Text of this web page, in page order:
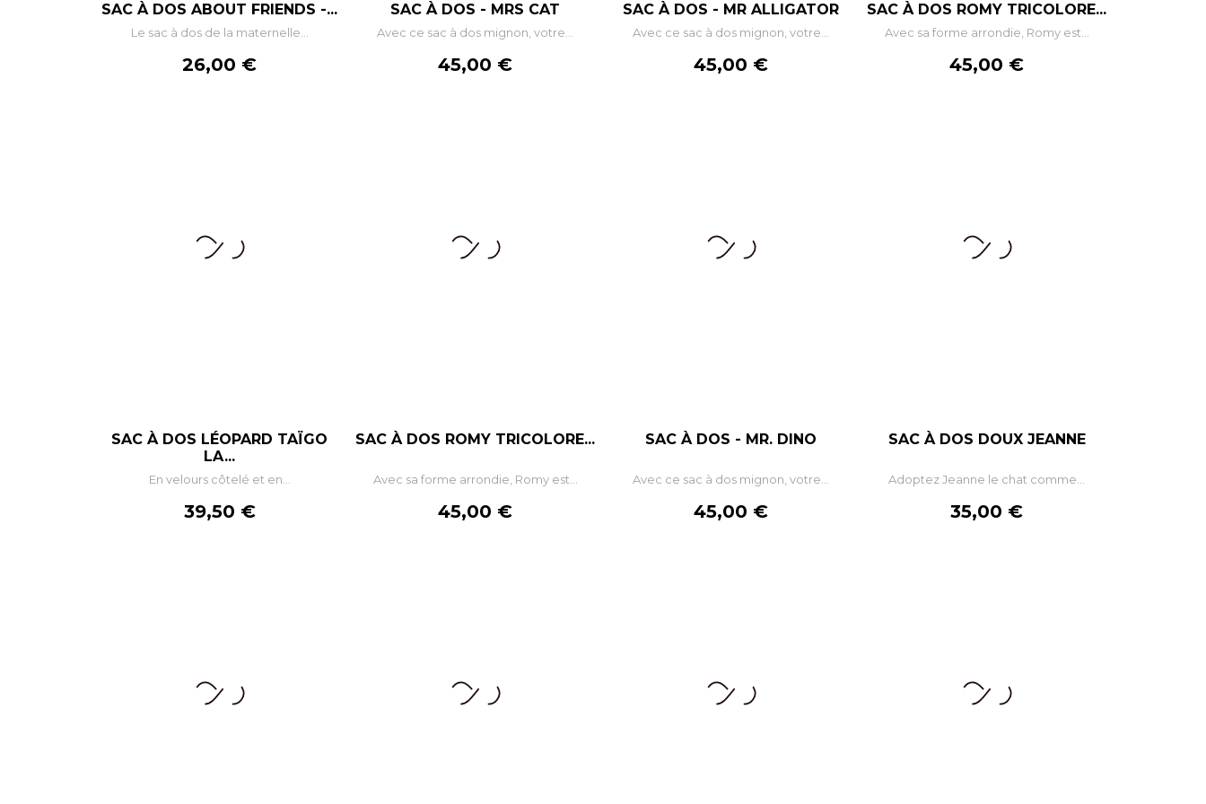
SAC À DOS ABOUT FRIENDS -...
Le sac à dos de la maternelle...
Prix
26,00 €
SAC À DOS - MRS CAT
Avec ce sac à dos mignon, votre...
Prix
45,00 €
SAC À DOS - MR ALLIGATOR
Avec ce sac à dos mignon, votre...
Prix
45,00 €
SAC À DOS ROMY TRICOLORE...
Avec sa forme arrondie, Romy est...
Prix
45,00 €
SAC À DOS LÉOPARD TAÏGO
LA...
En velours côtelé et en...
Prix
39,50 €
– + SAC À DOS ROMY TRICOLORE...
Avec sa forme arrondie, Romy est...
Prix
45,00 €
– + SAC À DOS - MR. DINO
Avec ce sac à dos mignon, votre...
Prix
45,00 €
– + SAC À DOS DOUX JEANNE
Adoptez Jeanne le chat comme...
Prix
35,00 €
– +